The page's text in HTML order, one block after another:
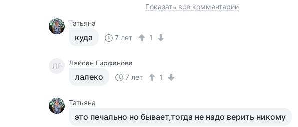
Показать все комментарии
Татьяна
куда 7 лет 1
ЛГ Ляйсан Гирфанова
лалеко 7 лет 1
Татьяна
это печально но бывает,тогда не надо верить никому